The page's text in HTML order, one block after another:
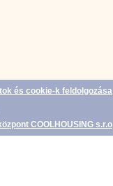
és cookie-k feldolgozása
COOLHOUSING s.r.o